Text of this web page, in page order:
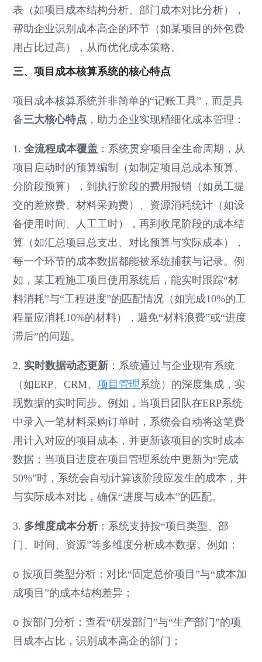
表（如项目成本结构分析、部门成本对比分析），
帮助企业识别成本高企的环节（如某项目的外包费
用占比过高），从而优化成本策略。
三、项目成本核算系统的核心特点
项目成本核算系统并非简单的“记账工具”，而是具
备三大核心特点 ，助力企业实现精细化成本管理：
1.全流程成本覆盖 ：系统贯穿项目全生命周期，从
项目启动时的预算编制（如制定项目总成本预算、
分阶段预算），到执行阶段的费用报销（如员工提
交的差旅费、材料采购费）、资源消耗统计（如设
备使用时间、人工工时），再到收尾阶段的成本结
算（如汇总项目总支出、对比预算与实际成本），
每一个环节的成本数据都能被系统捕获与记录。例
如，某工程施工项目使用系统后，能实时跟踪“材
料消耗”与“工程进度”的匹配情况（如完成10%的工
程量应消耗10%的材料），避免“材料浪费”或“进度
滞后”的问题。
2. 实时数据动态更新 ：系统通过与企业现有系统
（如ERP、CRM、项目管理系统）的深度集成，实
现数据的实时同步。例如，当项目团队在ERP系统
中录入一笔材料采购订单时，系统会自动将这笔费
用计入对应的项目成本，并更新该项目的实时成本
数据；当项目进度在项目管理系统中更新为“完成
50%”时，系统会自动计算该阶段应发生的成本，并
与实际成本对比，确保“进度与成本”的匹配。
3. 多维度成本分析：系统支持按“项目类型、部
门、时间、资源”等多维度分析成本数据。例如：
o按项目类型分析：对比“固定总价项目”与“成本加
成项目”的成本结构差异；
o按部门分析：查看“研发部门”与“生产部门”的项
目成本占比，识别成本高企的部门；